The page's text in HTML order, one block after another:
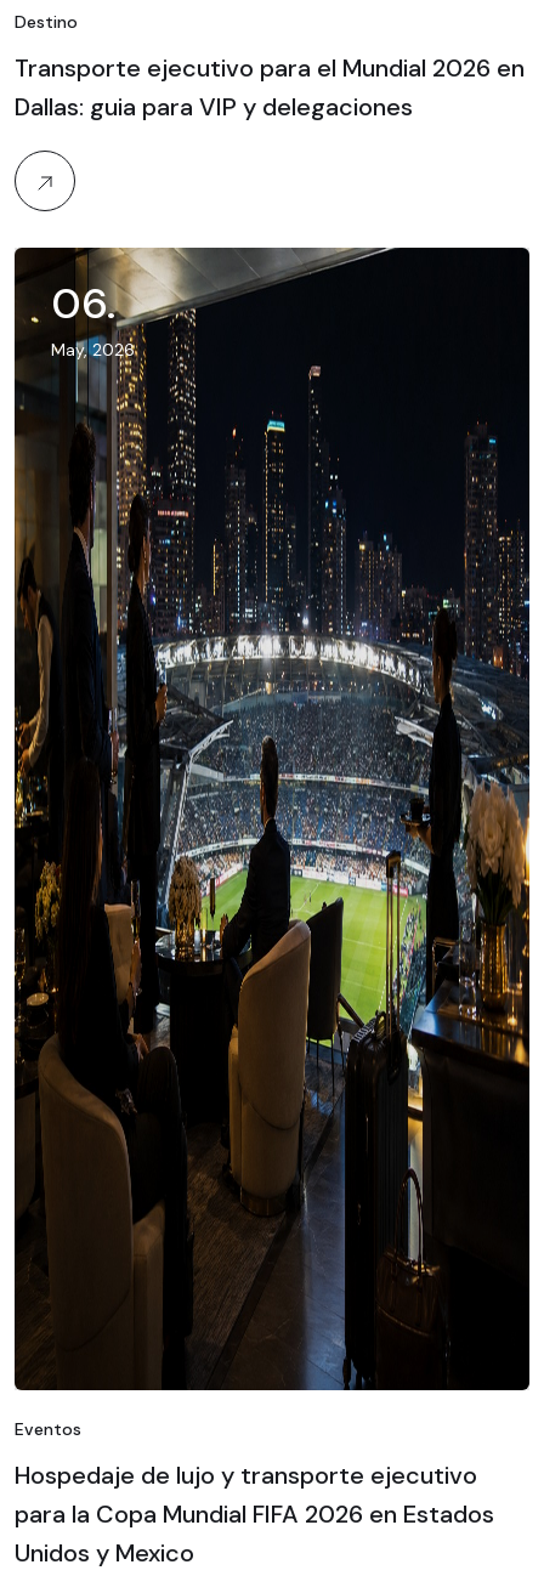
Destino
Transporte ejecutivo para el Mundial 2026 en
Dallas: guia para VIP y delegaciones
06.
May, 2026
Eventos
Hospedaje de lujo y transporte ejecutivo
para la Copa Mundial FIFA 2026 en Estados
Unidos y Mexico